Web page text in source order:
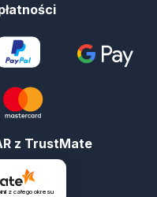
z TrustMate
z całego okresu